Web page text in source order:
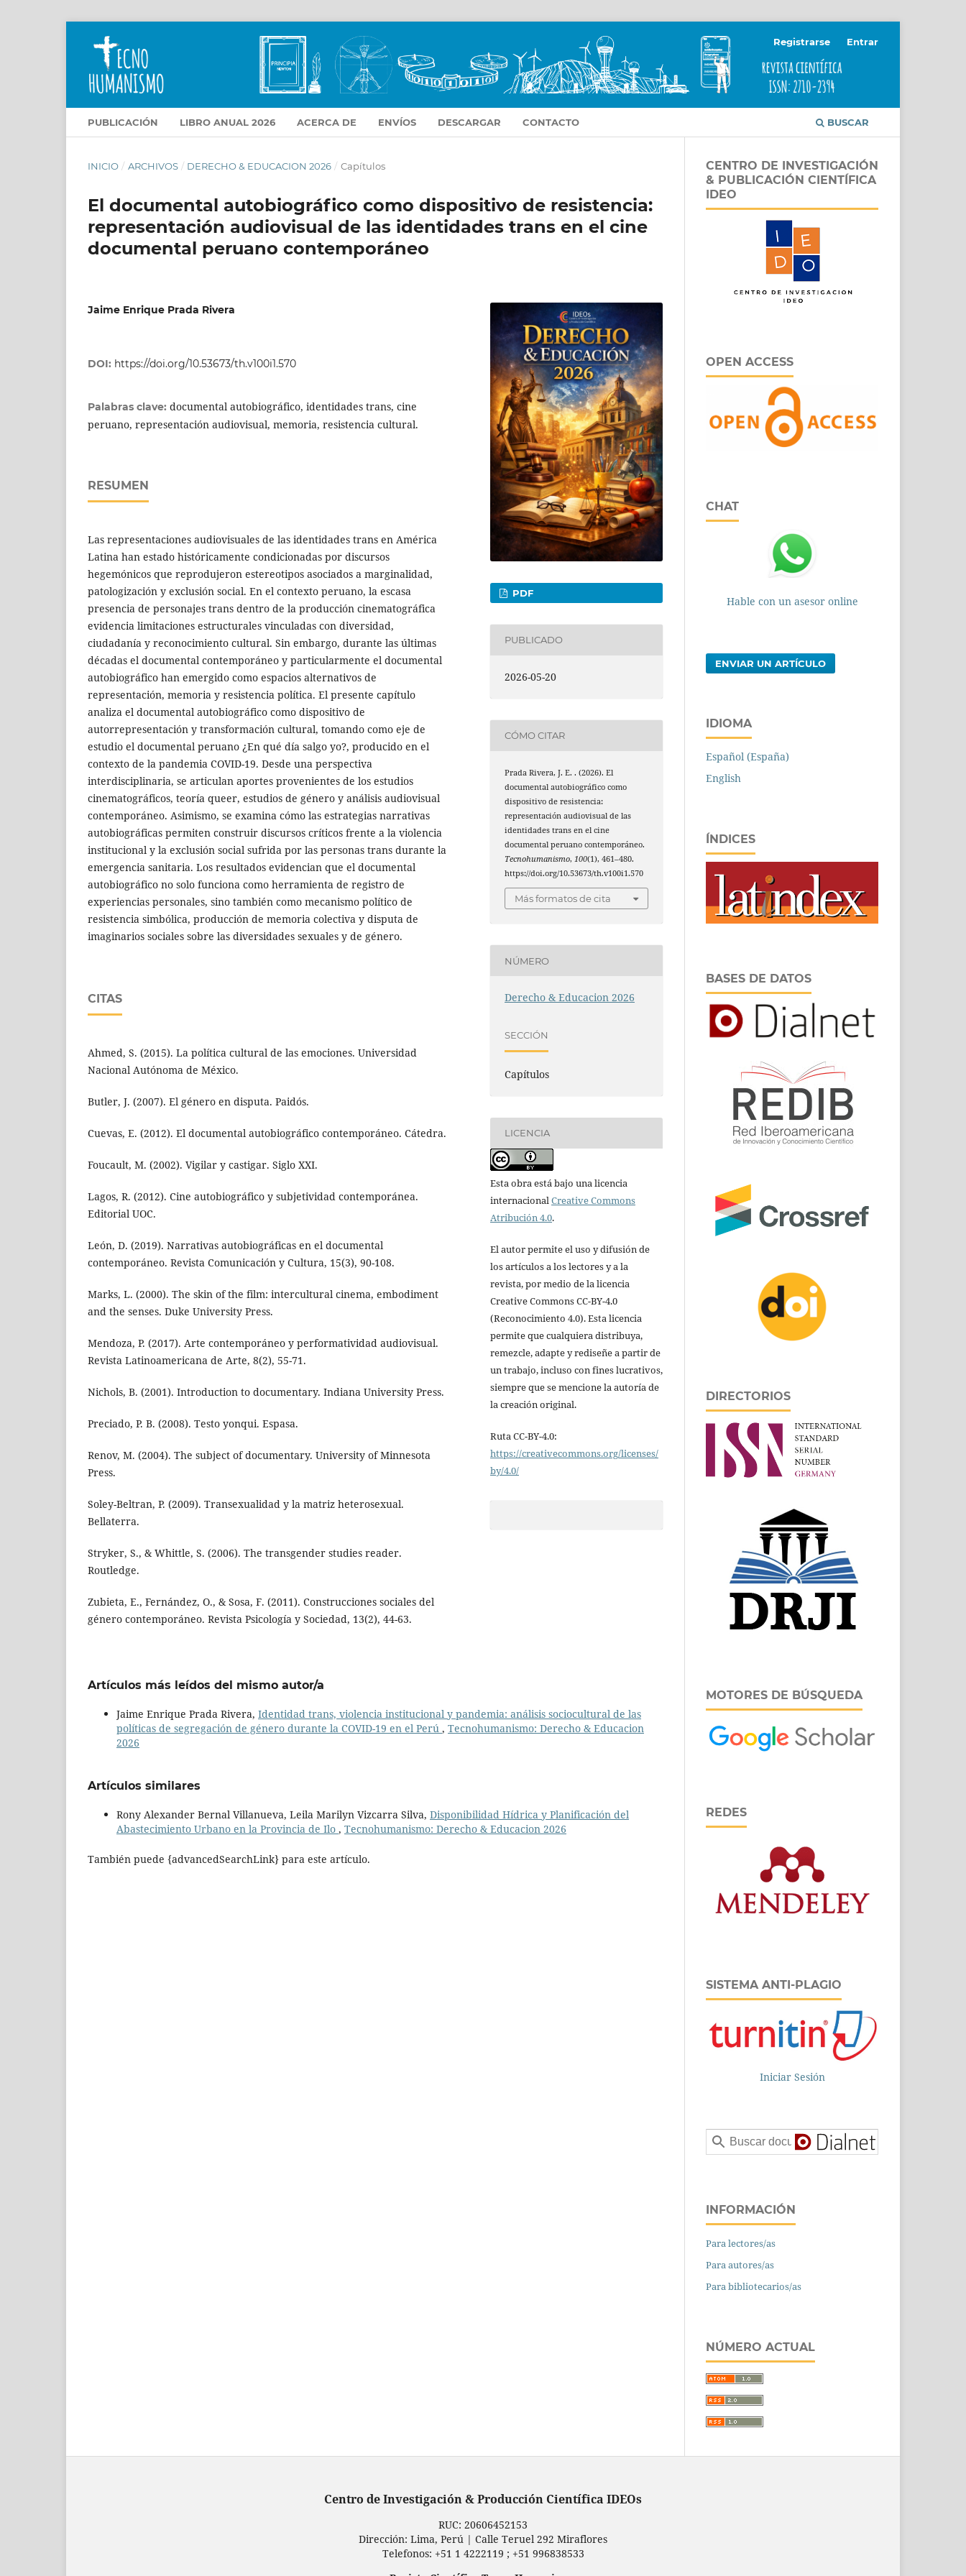
PUBLICACIÓN LIBRO ANUAL 2026 ACERCA DE ENVÍOS DESCARGAR CONTACTO BUSCAR
Registrarse Entrar
INICIO / ARCHIVOS / DERECHO & EDUCACION 2026 / Capítulos
El documental autobiográfico como dispositivo de resistencia:
representación audiovisual de las identidades trans en el cine
documental peruano contemporáneo
Jaime Enrique Prada Rivera
DOI: https://doi.org/10.53673/th.v100i1.570
Palabras clave: documental autobiográfico, identidades trans, cine
peruano, representación audiovisual, memoria, resistencia cultural.
RESUMEN
Las representaciones audiovisuales de las identidades trans en América
Latina han estado históricamente condicionadas por discursos
hegemónicos que reprodujeron estereotipos asociados a marginalidad,
patologización y exclusión social. En el contexto peruano, la escasa
presencia de personajes trans dentro de la producción cinematográfica
evidencia limitaciones estructurales vinculadas con diversidad,
ciudadanía y reconocimiento cultural. Sin embargo, durante las últimas
décadas el documental contemporáneo y particularmente el documental
autobiográfico han emergido como espacios alternativos de
representación, memoria y resistencia política. El presente capítulo
analiza el documental autobiográfico como dispositivo de
autorrepresentación y transformación cultural, tomando como eje de
estudio el documental peruano ¿En qué día salgo yo?, producido en el
contexto de la pandemia COVID-19. Desde una perspectiva
interdisciplinaria, se articulan aportes provenientes de los estudios
cinematográficos, teoría queer, estudios de género y análisis audiovisual
contemporáneo. Asimismo, se examina cómo las estrategias narrativas
autobiográficas permiten construir discursos críticos frente a la violencia
institucional y la exclusión social sufrida por las personas trans durante la
emergencia sanitaria. Los resultados evidencian que el documental
autobiográfico no solo funciona como herramienta de registro de
experiencias personales, sino también como mecanismo político de
resistencia simbólica, producción de memoria colectiva y disputa de
imaginarios sociales sobre las diversidades sexuales y de género.
CITAS
Ahmed, S. (2015). La política cultural de las emociones. Universidad
Nacional Autónoma de México.
Butler, J. (2007). El género en disputa. Paidós.
Cuevas, E. (2012). El documental autobiográfico contemporáneo. Cátedra.
Foucault, M. (2002). Vigilar y castigar. Siglo XXI.
Lagos, R. (2012). Cine autobiográfico y subjetividad contemporánea.
Editorial UOC.
León, D. (2019). Narrativas autobiográficas en el documental
contemporáneo. Revista Comunicación y Cultura, 15(3), 90-108.
Marks, L. (2000). The skin of the film: intercultural cinema, embodiment
and the senses. Duke University Press.
Mendoza, P. (2017). Arte contemporáneo y performatividad audiovisual.
Revista Latinoamericana de Arte, 8(2), 55-71.
Nichols, B. (2001). Introduction to documentary. Indiana University Press.
Preciado, P. B. (2008). Testo yonqui. Espasa.
Renov, M. (2004). The subject of documentary. University of Minnesota
Press.
Soley-Beltran, P. (2009). Transexualidad y la matriz heterosexual.
Bellaterra.
Stryker, S., & Whittle, S. (2006). The transgender studies reader.
Routledge.
Zubieta, E., Fernández, O., & Sosa, F. (2011). Construcciones sociales del
género contemporáneo. Revista Psicología y Sociedad, 13(2), 44-63.
PDF
PUBLICADO
2026-05-20
CÓMO CITAR
Prada Rivera, J. E. . (2026). El
documental autobiográfico como
dispositivo de resistencia:
representación audiovisual de las
identidades trans en el cine
documental peruano contemporáneo.
Tecnohumanismo,100(1), 461–480.
https://doi.org/10.53673/th.v100i1.570
Más formatos de cita
NÚMERO
Derecho & Educacion 2026
SECCIÓN
Capítulos
LICENCIA
Esta obra está bajo una licencia
internacional Creative Commons
Atribución 4.0.
El autor permite el uso y difusión de
los artículos a los lectores y a la
revista, por medio de la licencia
Creative Commons CC-BY-4.0
(Reconocimiento 4.0). Esta licencia
permite que cualquiera distribuya,
remezcle, adapte y rediseñe a partir de
un trabajo, incluso con fines lucrativos,
siempre que se mencione la autoría de
la creación original.
Ruta CC-BY-4.0:
https://creativecommons.org/licenses/
by/4.0/
Artículos más leídos del mismo autor/a
Jaime Enrique Prada Rivera, Identidad trans, violencia institucional y pandemia: análisis sociocultural de las
políticas de segregación de género durante la COVID-19 en el Perú , Tecnohumanismo: Derecho & Educacion
2026
Artículos similares
Rony Alexander Bernal Villanueva, Leila Marilyn Vizcarra Silva, Disponibilidad Hídrica y Planificación del
Abastecimiento Urbano en la Provincia de Ilo , Tecnohumanismo: Derecho & Educacion 2026
También puede {advancedSearchLink} para este artículo.
CENTRO DE INVESTIGACIÓN
& PUBLICACIÓN CIENTÍFICA
IDEO
OPEN ACCESS
CHAT
Hable con un asesor online
ENVIAR UN ARTÍCULO
IDIOMA
Español (España)
English
ÍNDICES
BASES DE DATOS
DIRECTORIOS
MOTORES DE BÚSQUEDA
REDES
SISTEMA ANTI-PLAGIO
Iniciar Sesión
INFORMACIÓN
Para lectores/as
Para autores/as
Para bibliotecarios/as
NÚMERO ACTUAL
Centro de Investigación & Producción Científica IDEOs
RUC: ‬20606452153‪
Dirección: Lima, Perú | Calle Teruel 292 Miraflores
Telefonos: +51 1 4222119 ; +51 996838533